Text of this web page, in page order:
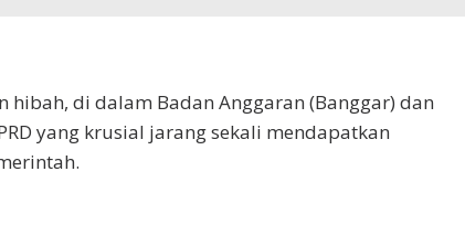
hibah, di dalam Badan Anggaran (Banggar) dan
yang krusial jarang sekali mendapatkan